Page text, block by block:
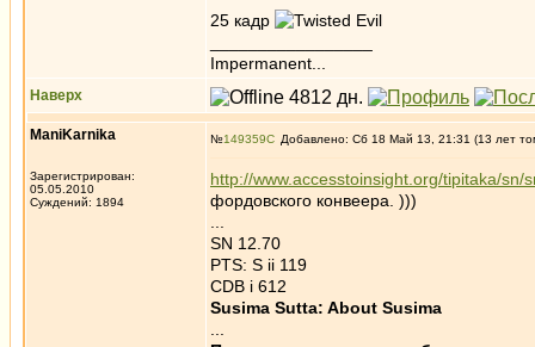
25 кадр
Impermanent...
Наверх
ManiKarnika
Зарегистрирован:
05.05.2010
Суждений: 1894
№149359 Добавлено: Сб 18 Май 13, 21:31 (13 лет
http://www.accesstoinsight.org/tipitaka/sn/
фордовского конвеера. )))
SN 12.70
PTS: S ii 119
CDB i 612
Susima Sutta: About Susima